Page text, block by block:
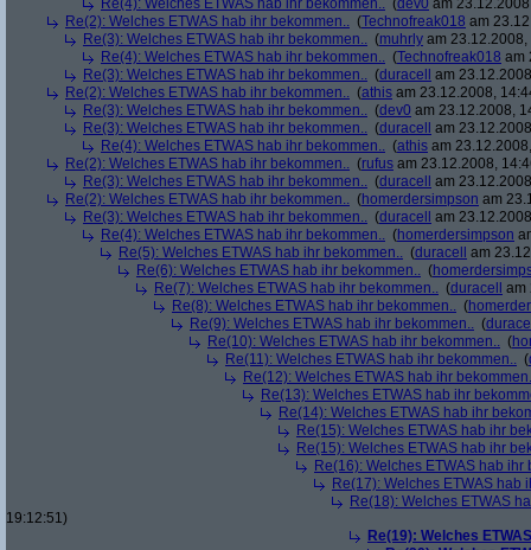
Re(4): Welches ETWAS hab ihr bekommen.. (dev0 am
Re(2): Welches ETWAS hab ihr bekommen.. (Technofreak018 am
Re(3): Welches ETWAS hab ihr bekommen.. (muhrly am
Re(4): Welches ETWAS hab ihr bekommen.. (Technofreak018 am
Re(3): Welches ETWAS hab ihr bekommen.. (duracell
am
Re(2): Welches ETWAS hab ihr bekommen.. (athis am 23.12.2008,
Re(3): Welches ETWAS hab ihr bekommen.. (dev0 am 23.12.2008,
Re(3): Welches ETWAS hab ihr bekommen.. (duracell
am
Re(4): Welches ETWAS hab ihr bekommen.. (athis am
Re(2): Welches ETWAS hab ihr bekommen.. (rufus am 23.12.2008,
Re(3): Welches ETWAS hab ihr bekommen.. (duracell
am
Re(2): Welches ETWAS hab ihr bekommen.. (homerdersimpson am
Re(3): Welches ETWAS hab ihr bekommen.. (duracell
am
Re(4): Welches ETWAS hab ihr bekommen.. (homerdersimpson
Re(5): Welches ETWAS hab ihr bekommen.. (duracell
am
Re(6): Welches ETWAS hab ihr bekommen.. (
Re(7): Welches ETWAS hab ihr bekommen.. (duracell
am
Re(8): Welches ETWAS hab ihr bekommen.. (
Re(9): Welches ETWAS hab ihr bekommen.. (
Re(10): Welches ETWAS hab ihr bekommen.. (
Re(11): Welches ETWAS hab ihr bekommen.. (
Re(12): Welches ETWAS hab ihr
Re(13): Welches ETWAS hab ihr
Re(14): Welches ETWAS hab ihr
Re(15): Welches ETWAS hab ihr
Re(15): Welches ETWAS hab ihr
Re(16): Welches ETWAS hab ihr
Re(17): Welches ETWAS hab
Re(18): Welches ETWAS
19:12:51)
Re(19): Welches